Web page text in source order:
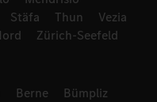
Stäfa Thun
Vezia
Zürich-Seefeld
Berne
Bümpliz